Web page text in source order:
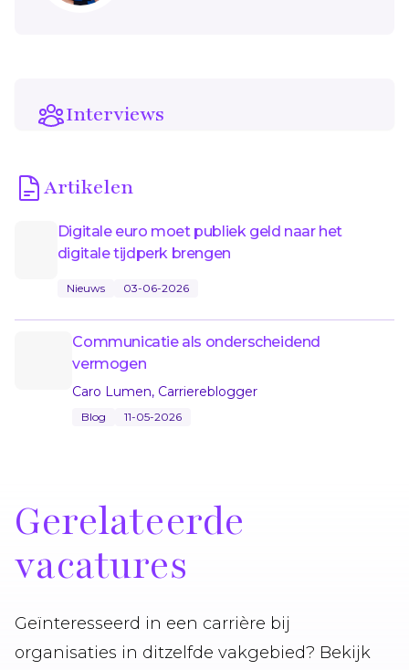
Interviews
Artikelen
Digitale euro moet publiek geld naar het
digitale tijdperk brengen
Nieuws 03-06-2026
Communicatie als onderscheidend
vermogen
Caro Lumen, Carriereblogger
Blog 11-05-2026
Gerelateerde
vacatures
Geïnteresseerd in een carrière bij
organisaties in ditzelfde vakgebied? Bekijk